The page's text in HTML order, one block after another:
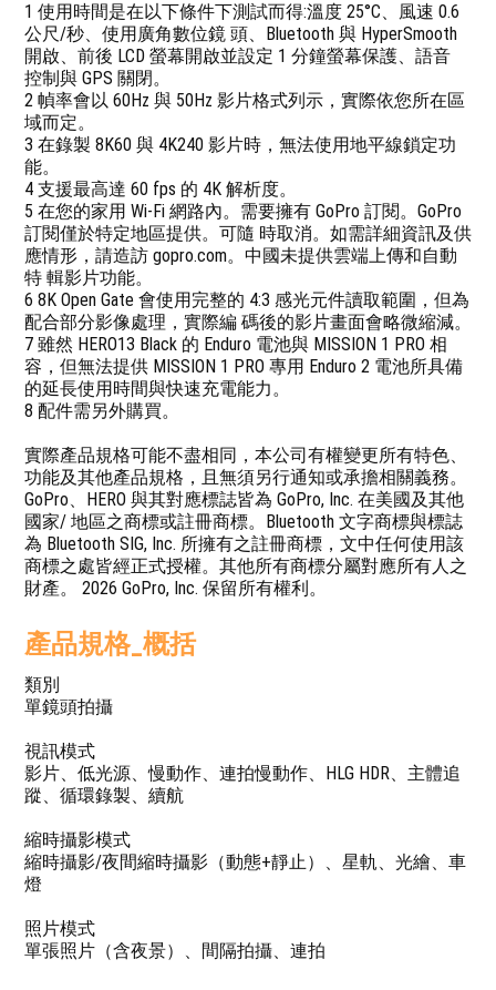
1 使用時間是在以下條件下測試而得:溫度 25°C、風速 0.6
公尺/秒、使用廣角數位鏡 頭、Bluetooth 與 HyperSmooth
開啟、前後 LCD 螢幕開啟並設定 1 分鐘螢幕保護、語音
控制與 GPS 關閉。
2 幀率會以 60Hz 與 50Hz 影片格式列示，實際依您所在區
域而定。
3 在錄製 8K60 與 4K240 影片時，無法使用地平線鎖定功
能。
4 支援最高達 60 fps 的 4K 解析度。
5 在您的家用 Wi-Fi 網路內。需要擁有 GoPro 訂閱。GoPro
訂閱僅於特定地區提供。可隨 時取消。如需詳細資訊及供
應情形，請造訪 gopro.com。中國未提供雲端上傳和自動
特 輯影片功能。
6 8K Open Gate 會使用完整的 4:3 感光元件讀取範圍，但為
配合部分影像處理，實際編 碼後的影片畫面會略微縮減。
7 雖然 HERO13 Black 的 Enduro 電池與 MISSION 1 PRO 相
容，但無法提供 MISSION 1 PRO 專用 Enduro 2 電池所具備
的延長使用時間與快速充電能力。
8 配件需另外購買。
實際產品規格可能不盡相同，本公司有權變更所有特色、
功能及其他產品規格，且無須另行通知或承擔相關義務。
GoPro、HERO 與其對應標誌皆為 GoPro, Inc. 在美國及其他
國家/ 地區之商標或註冊商標。Bluetooth 文字商標與標誌
為 Bluetooth SIG, Inc. 所擁有之註冊商標，文中任何使用該
商標之處皆經正式授權。其他所有商標分屬對應所有人之
財產。 2026 GoPro, Inc. 保留所有權利。
產品規格_概括
類別
單鏡頭拍攝
視訊模式
影片、低光源、慢動作、連拍慢動作、HLG HDR、主體追
蹤、循環錄製、續航
縮時攝影模式
縮時攝影/夜間縮時攝影（動態+靜止）、星軌、光繪、車
燈
照片模式
單張照片（含夜景）、間隔拍攝、連拍